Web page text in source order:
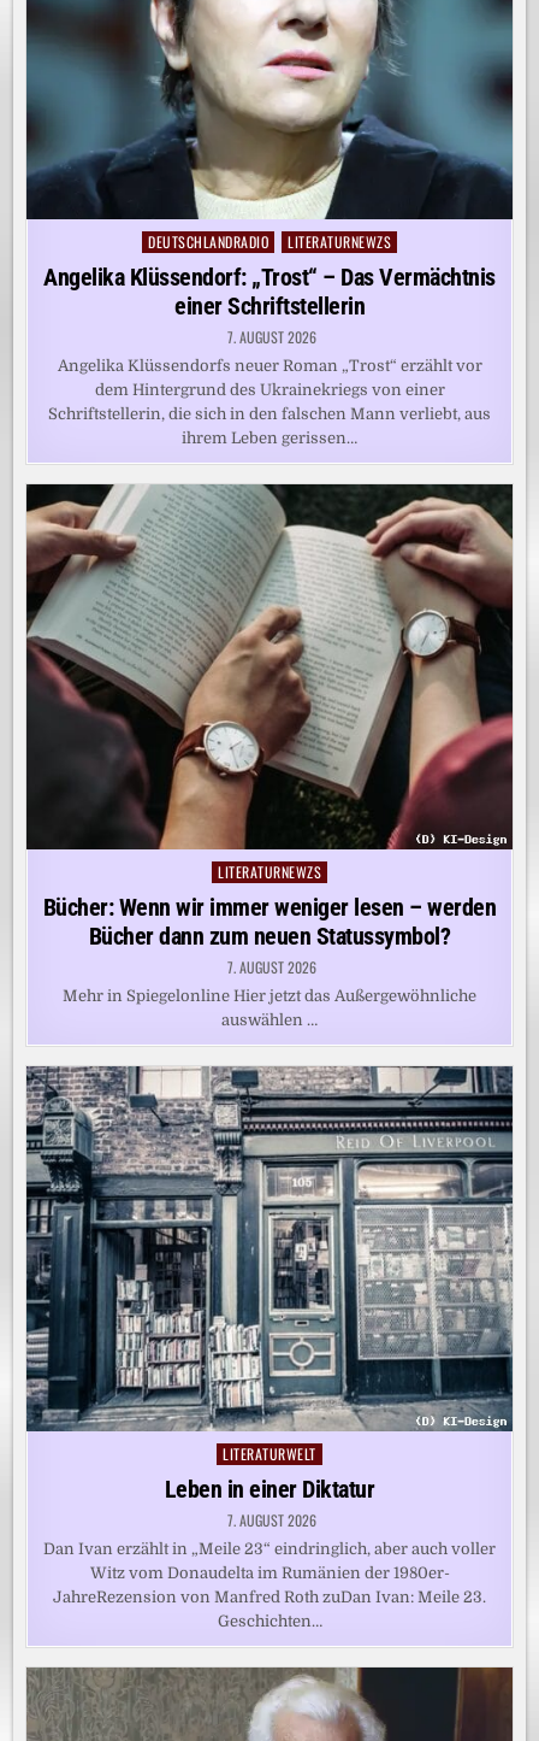
Posted
in
DEUTSCHLANDRADIO LITERATURNEWZS
Angelika Klüssendorf: „Trost“ – Das Vermächtnis
einer Schriftstellerin
7. AUGUST 2026
Angelika Klüssendorfs neuer Roman „Trost“ erzählt vor
dem Hintergrund des Ukrainekriegs von einer
Schriftstellerin, die sich in den falschen Mann verliebt, aus
ihrem Leben gerissen…
Posted
in
LITERATURNEWZS
Bücher: Wenn wir immer weniger lesen – werden
Bücher dann zum neuen Statussymbol?
7. AUGUST 2026
Mehr in Spiegelonline Hier jetzt das Außergewöhnliche
auswählen …
Posted
in
LITERATURWELT
Leben in einer Diktatur
7. AUGUST 2026
Dan Ivan erzählt in „Meile 23“ eindringlich, aber auch voller
Witz vom Donaudelta im Rumänien der 1980er-
JahreRezension von Manfred Roth zuDan Ivan: Meile 23.
Geschichten…